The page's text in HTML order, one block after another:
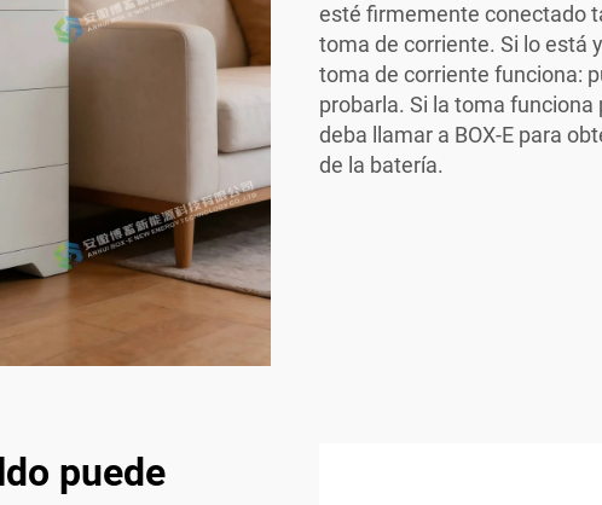
esté firmemente conectado
toma de corriente. Si lo está
toma de corriente funciona:
probarla. Si la toma
deba llamar a BOX-E para
de la batería.
puede